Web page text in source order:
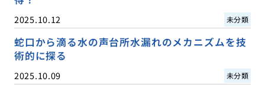
2025.10.12 未分類
蛇口から滴る水の声台所水漏れのメカニズムを技
術的に探る
2025.10.09 未分類